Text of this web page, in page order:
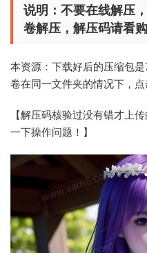
说明：不要在线解压
卷解压，解压码请看
本资源：下载好后的压缩包
卷在同一文件夹的情况下，点
【解压码核验过没有错才上
一下操作问题！】